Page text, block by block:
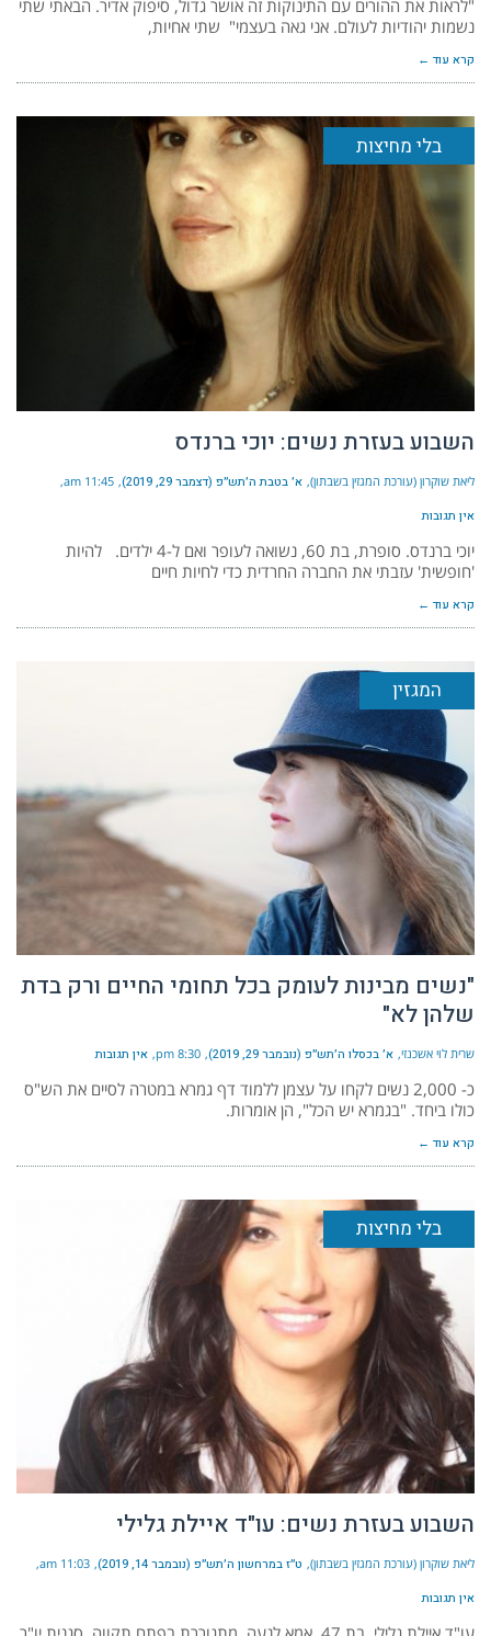
"לראות את ההורים עם התינוקות זה אושר גדול, סיפוק אדיר. הבאתי שתי
נשמות יהודיות לעולם. אני גאה בעצמי" שתי אחיות,
קרא עוד ←
בלי מחיצות
השבוע בעזרת נשים: יוכי ברנדס
ליאת שוקרון (עורכת המגזין בשבתון) א׳ בטבת ה׳תש״פ (דצמבר 29, 2019) 11:45 am
אין תגובות
יוכי ברנדס. סופרת, בת 60, נשואה לעופר ואם ל-4 ילדים. להיות
'חופשית' עזבתי את החברה החרדית כדי לחיות חיים
קרא עוד ←
המגזין
"נשים מבינות לעומק בכל תחומי החיים ורק בדת
שלהן לא"
שרית לוי אשכנזי א׳ בכסלו ה׳תש״פ (נובמבר 29, 2019) 8:30 pm אין תגובות
כ- 2,000 נשים לקחו על עצמן ללמוד דף גמרא במטרה לסיים את הש"ס
כולו ביחד. "בגמרא יש הכל", הן אומרות.
קרא עוד ←
בלי מחיצות
השבוע בעזרת נשים: עו"ד איילת גלילי
ליאת שוקרון (עורכת המגזין בשבתון) ט״ז במרחשון ה׳תש״פ (נובמבר 14, 2019) 11:03 am
אין תגובות